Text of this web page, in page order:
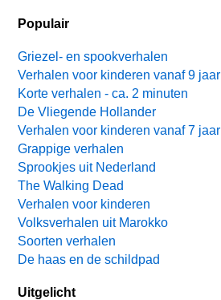
Populair
Griezel- en spookverhalen
Verhalen voor kinderen vanaf 9 jaar
Korte verhalen - ca. 2 minuten
De Vliegende Hollander
Verhalen voor kinderen vanaf 7 jaar
Grappige verhalen
Sprookjes uit Nederland
The Walking Dead
Verhalen voor kinderen
Volksverhalen uit Marokko
Soorten verhalen
De haas en de schildpad
Uitgelicht